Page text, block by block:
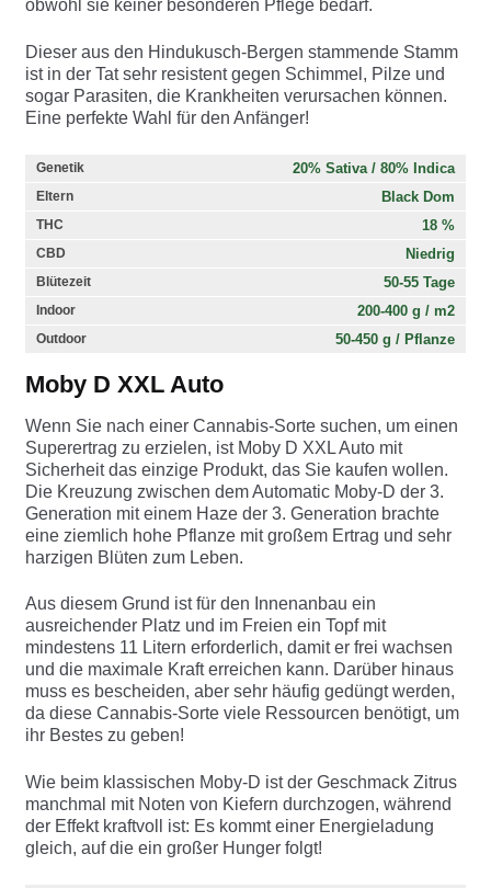
obwohl sie keiner besonderen Pflege bedarf.
Dieser aus den Hindukusch-Bergen stammende Stamm
ist in der Tat sehr resistent gegen Schimmel, Pilze und
sogar Parasiten, die Krankheiten verursachen können.
Eine perfekte Wahl für den Anfänger!
Genetik 20% Sativa / 80% Indica
Eltern Black Dom
THC 18 %
CBD Niedrig
Blütezeit 50-55 Tage
Indoor 200-400 g / m2
Outdoor 50-450 g / Pflanze
Moby D XXL Auto
Wenn Sie nach einer Cannabis-Sorte suchen, um einen
Superertrag zu erzielen, ist Moby D XXL Auto mit
Sicherheit das einzige Produkt, das Sie kaufen wollen.
Die Kreuzung zwischen dem Automatic Moby-D der 3.
Generation mit einem Haze der 3. Generation brachte
eine ziemlich hohe Pflanze mit großem Ertrag und sehr
harzigen Blüten zum Leben.
Aus diesem Grund ist für den Innenanbau ein
ausreichender Platz und im Freien ein Topf mit
mindestens 11 Litern erforderlich, damit er frei wachsen
und die maximale Kraft erreichen kann. Darüber hinaus
muss es bescheiden, aber sehr häufig gedüngt werden,
da diese Cannabis-Sorte viele Ressourcen benötigt, um
ihr Bestes zu geben!
Wie beim klassischen Moby-D ist der Geschmack Zitrus
manchmal mit Noten von Kiefern durchzogen, während
der Effekt kraftvoll ist: Es kommt einer Energieladung
gleich, auf die ein großer Hunger folgt!